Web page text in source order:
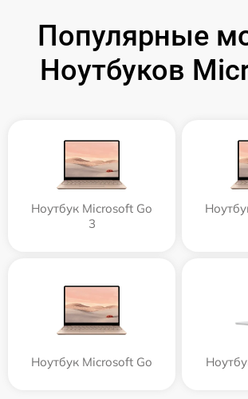
Популярные
Ноутбуков
Ноутбук Microsoft Go
3
Ноутбук Microsoft Go